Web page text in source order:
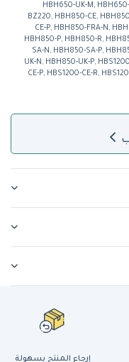
HBH650-UK-M,
BZ220, HBH850-CE,
CE-P, HBH850-FRA-N,
HBH850-P, HBH850-R,
SA-N, HBH850-SA-P,
UK-N, HBH850-UK-P,
CE-P, HBS1200-CE-R,
إرجاع المنتج بسهولة